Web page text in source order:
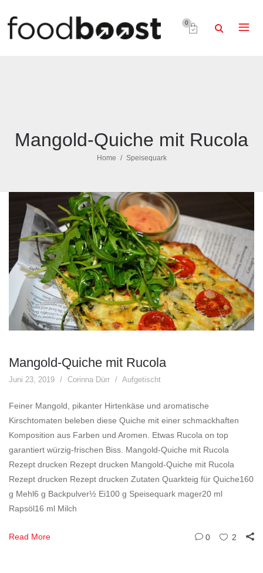
0
Mangold-Quiche mit Rucola
Home Speisequark
Mangold-Quiche mit Rucola
Juni 23, 2019 Corinna Dürr Aufgetischt
Feiner Mangold, pikanter Hirtenkäse und aromatische
Kirschtomaten beleben diese Quiche mit einer schmackhaften
Komposition aus Farben und Aromen. Etwas Rucola on top
garantiert würzig-frischen Biss. Mangold-Quiche mit Rucola
Rezept drucken Rezept drucken Mangold-Quiche mit Rucola
Rezept drucken Rezept drucken Zutaten Quarkteig für Quiche160
g Mehl6 g Backpulver½ Ei100 g Speisequark mager20 ml
Rapsöl16 ml Milch
Read More 0 2